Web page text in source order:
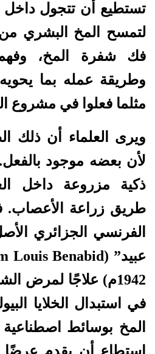
تستطيع أن تتجول داخل
لتمسح المخ البشري
فك شفرة المخ،
وطريقة عمله بما
مثلما فعلوا في مشروع
ويرى العلماء أن ذلك
لأن بعضه موجود
ذكية مزروعة داخل
طريق زراعة الأعصاب.
الفرنسي الجزائري
1942م) علاجًا لمرض
في استبدال الخلايا
المخ بوسائط اصطناعية